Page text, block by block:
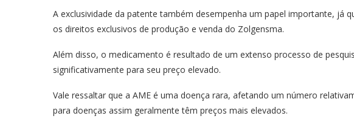
A exclusividade da patente também desempenha um papel importante, já
os direitos exclusivos de produção e venda do Zolgensma.
Além disso, o medicamento é resultado de um extenso processo de
significativamente para seu preço elevado.
Vale ressaltar que a AME é uma doença rara, afetando um número
para doenças assim geralmente têm preços mais elevados.